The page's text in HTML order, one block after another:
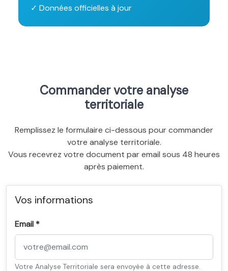
✓ Données officielles à jour
Commander votre analyse
territoriale
Remplissez le formulaire ci-dessous pour commander
votre analyse territoriale.
Vous recevrez votre document par email sous 48 heures
après paiement.
Vos informations
Email *
Votre Analyse Territoriale sera envoyée à cette adresse.